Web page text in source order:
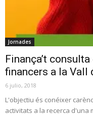
Jornades
Finança’t
financers a la Vall
6 julio, 2018
L'objectiu és conéixer
activitats a la recerca d'una